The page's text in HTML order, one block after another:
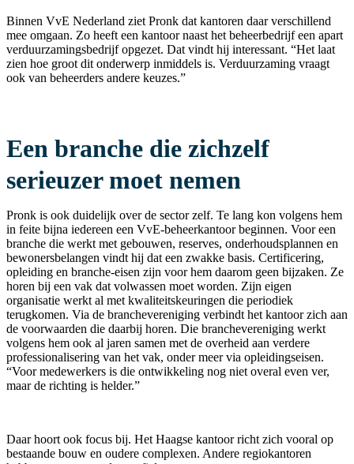
Binnen VvE Nederland ziet Pronk dat kantoren daar verschillend
mee omgaan. Zo heeft een kantoor naast het beheerbedrijf een apart
verduurzamingsbedrijf opgezet. Dat vindt hij interessant. “Het laat
zien hoe groot dit onderwerp inmiddels is. Verduurzaming vraagt
ook van beheerders andere keuzes.”
Een branche die zichzelf
serieuzer moet nemen
Pronk is ook duidelijk over de sector zelf. Te lang kon volgens hem
in feite bijna iedereen een VvE-beheerkantoor beginnen. Voor een
branche die werkt met gebouwen, reserves, onderhoudsplannen en
bewonersbelangen vindt hij dat een zwakke basis. Certificering,
opleiding en branche-eisen zijn voor hem daarom geen bijzaken. Ze
horen bij een vak dat volwassen moet worden. Zijn eigen
organisatie werkt al met kwaliteitskeuringen die periodiek
terugkomen. Via de branchevereniging verbindt het kantoor zich aan
de voorwaarden die daarbij horen. Die branchevereniging werkt
volgens hem ook al jaren samen met de overheid aan verdere
professionalisering van het vak, onder meer via opleidingseisen.
“Voor medewerkers is die ontwikkeling nog niet overal even ver,
maar de richting is helder.”
Daar hoort ook focus bij. Het Haagse kantoor richt zich vooral op
bestaande bouw en oudere complexen. Andere regiokantoren